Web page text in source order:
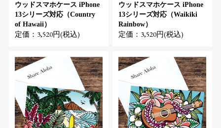
ウッドスマホケース iPhone
13シリーズ対応（Country
of Hawaii）
定価：3,520円(税込)
ウッドスマホケース iPhone
13シリーズ対応（Waikiki
Rainbow）
定価：3,520円(税込)